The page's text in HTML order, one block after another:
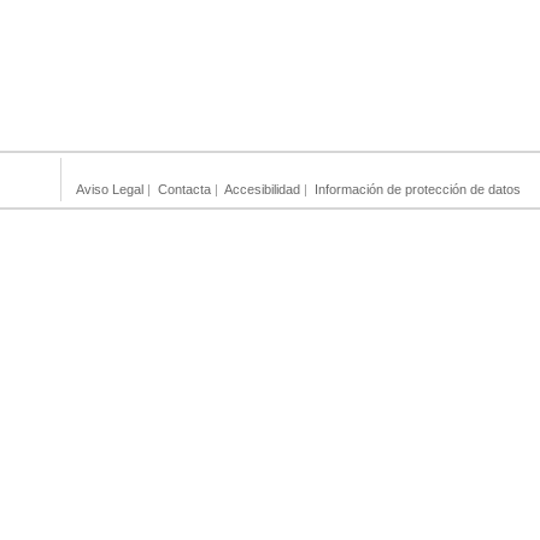
Aviso Legal | Contacta | Accesibilidad | Información de protección de datos